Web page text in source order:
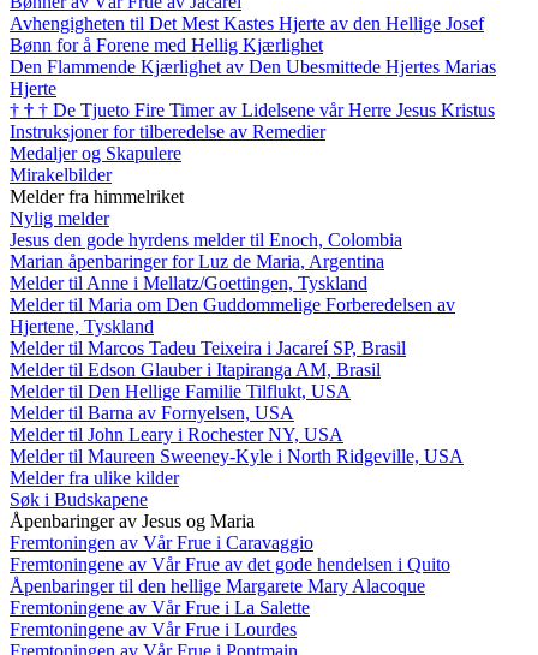
Avhengigheten til Det Mest Kastes Hjerte av den Hellige Josef
Bønn for å Forene med Hellig Kjærlighet
Den Flammende Kjærlighet av Den Ubesmittede Hjertes Marias
Hjerte
† † † De Tjueto Fire Timer av Lidelsene vår Herre Jesus Kristus
Instruksjoner for tilberedelse av Remedier
Medaljer og Skapulere
Mirakelbilder
Melder fra himmelriket
Nylig melder
Jesus den gode hyrdens melder til Enoch, Colombia
Marian åpenbaringer for Luz de Maria, Argentina
Melder til Anne i Mellatz/Goettingen, Tyskland
Melder til Maria om Den Guddommelige Forberedelsen av
Hjertene, Tyskland
Melder til Marcos Tadeu Teixeira i Jacareí SP, Brasil
Melder til Edson Glauber i Itapiranga AM, Brasil
Melder til Den Hellige Familie Tilflukt, USA
Melder til Barna av Fornyelsen, USA
Melder til John Leary i Rochester NY, USA
Melder til Maureen Sweeney-Kyle i North Ridgeville, USA
Melder fra ulike kilder
Søk i Budskapene
Åpenbaringer av Jesus og Maria
Fremtoningen av Vår Frue i Caravaggio
Fremtoningene av Vår Frue av det gode hendelsen i Quito
Åpenbaringer til den hellige Margarete Mary Alacoque
Fremtoningene av Vår Frue i La Salette
Fremtoningene av Vår Frue i Lourdes
Fremtoningen av Vår Frue i Pontmain